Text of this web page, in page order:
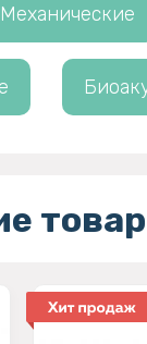
Механические